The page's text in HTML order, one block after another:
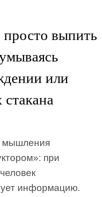
выпить
или
мышления
при
информацию.